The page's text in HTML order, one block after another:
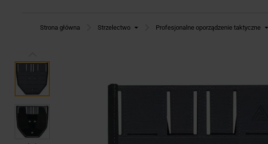
Strona główna Strzelectwo Profesjonalne oporządzenie taktyczne